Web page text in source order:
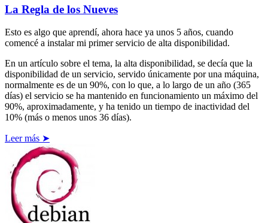
La Regla de los Nueves
Esto es algo que aprendí, ahora hace ya unos 5 años, cuando
comencé a instalar mi primer servicio de alta disponibilidad.
En un artículo sobre el tema, la alta disponibilidad, se decía que la
disponibilidad de un servicio, servido únicamente por una máquina,
normalmente es de un 90%, con lo que, a lo largo de un año (365
días) el servicio se ha mantenido en funcionamiento un máximo del
90%, aproximadamente, y ha tenido un tiempo de inactividad del
10% (más o menos unos 36 días).
Leer más ➤